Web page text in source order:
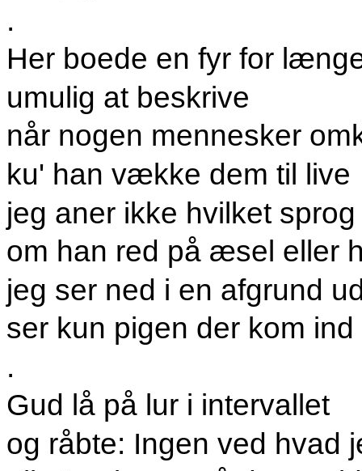
.
Her boede en fyr for
umulig at beskrive
når nogen mennesker
ku' han vække dem til live
jeg aner ikke hvilket
om han red på æsel eller
jeg ser ned i en afgrund
ser kun pigen der kom ind
.
Gud lå på lur i intervallet
og råbte: Ingen ved hvad